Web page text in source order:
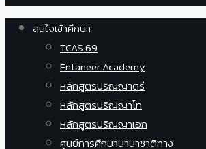
สนใจเข้าศึกษา
TCAS 69
Entaneer Academy
หลักสูตรปริญญาตรี
หลักสูตรปริญญาโท
หลักสูตรปริญญาเอก
ศูนย์การศึกษานานาชาติทาง